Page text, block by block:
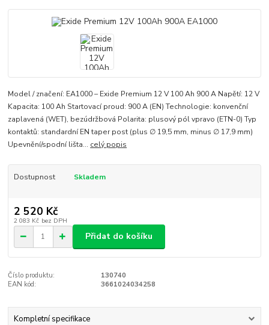
Model / značení: EA1000 – Exide Premium 12 V 100 Ah 900 A Napětí: 12 V
Kapacita: 100 Ah Startovací proud: 900 A (EN) Technologie: konvenční
zaplavená (WET), bezúdržbová Polarita: plusový pól vpravo (ETN-0) Typ
kontaktů: standardní EN taper post (plus ∅ 19,5 mm, minus ∅ 17,9 mm)
Upevnění/spodní lišta... celý popis
Dostupnost Skladem
2 520 Kč
2 083 Kč bez DPH
Přidat do košíku
Číslo produktu:
130740
EAN kód:
3661024034258
Kompletní specifikace